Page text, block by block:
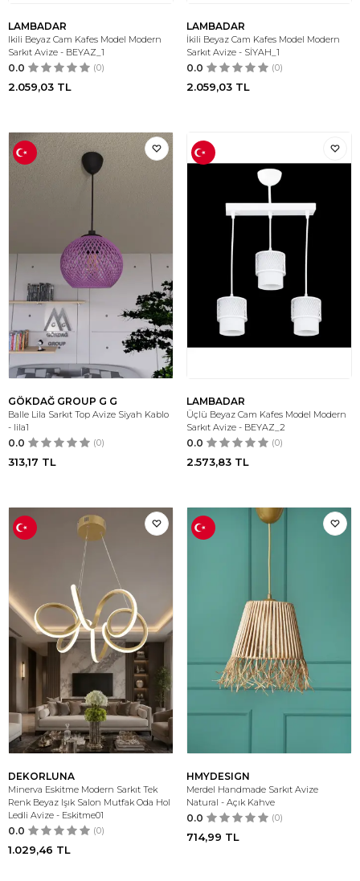
LAMBADAR
Ikili Beyaz Cam Kafes Model Modern
Sarkıt Avize - BEYAZ_1
0.0 (0)
2.059,03 TL
LAMBADAR
İkili Beyaz Cam Kafes Model Modern
Sarkıt Avize - SİYAH_1
0.0 (0)
2.059,03 TL
GÖKDAĞ GROUP G G
Balle Lila Sarkıt Top Avize Siyah Kablo
- lila1
0.0 (0)
313,17 TL
LAMBADAR
Üçlü Beyaz Cam Kafes Model Modern
Sarkıt Avize - BEYAZ_2
0.0 (0)
2.573,83 TL
DEKORLUNA
Minerva Eskitme Modern Sarkıt Tek
Renk Beyaz Işık Salon Mutfak Oda Hol
Ledli Avize - Eskitme01
0.0 (0)
1.029,46 TL
HMYDESIGN
Merdel Handmade Sarkıt Avize
Natural - Açık Kahve
0.0 (0)
714,99 TL